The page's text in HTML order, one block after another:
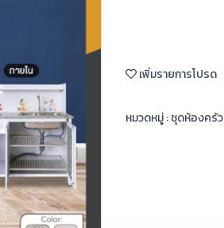
เพิ่มรายการโปรด
หมวดหมู่ :ชุดห้องครัว